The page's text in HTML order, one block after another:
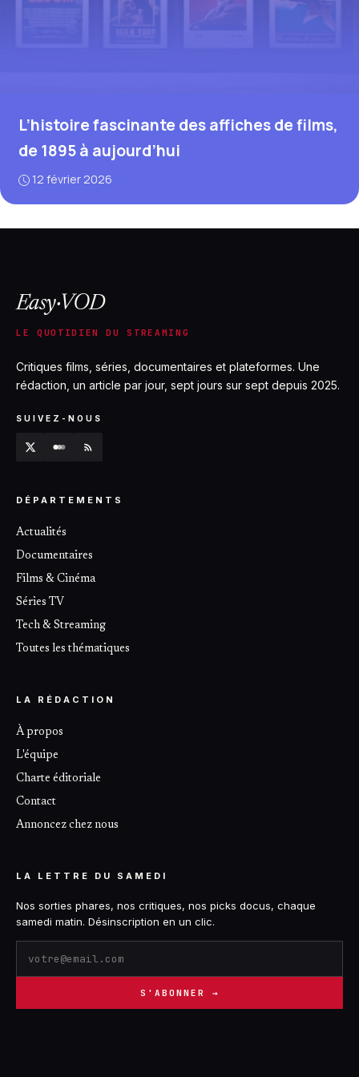
L’histoire fascinante des affiches de films,
de 1895 à aujourd’hui
12 février 2026
Easy·VOD
LE QUOTIDIEN DU STREAMING
Critiques films, séries, documentaires et plateformes. Une
rédaction, un article par jour, sept jours sur sept depuis 2025.
SUIVEZ-NOUS
DÉPARTEMENTS
Actualités
Documentaires
Films & Cinéma
Séries TV
Tech & Streaming
Toutes les thématiques
LA RÉDACTION
À propos
L'équipe
Charte éditoriale
Contact
Annoncez chez nous
LA LETTRE DU SAMEDI
Nos sorties phares, nos critiques, nos picks docus, chaque
samedi matin. Désinscription en un clic.
S'ABONNER →